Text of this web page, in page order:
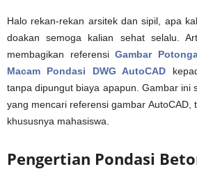
Halo rekan-rekan arsitek dan sipil, apa
doakan semoga kalian sehat selalu.
membagikan referensiGambar
Macam Pondasi DWG AutoCAD
tanpa dipungut biaya apapun. Gambar ini
yang mencari referensi gambar AutoCAD,
khususnya mahasiswa.
Pengertian Pondasi